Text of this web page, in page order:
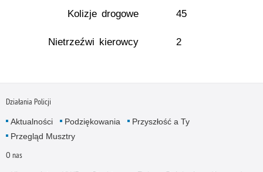
Kolizje drogowe 45
Nietrzeźwi kierowcy 2
Działania Policji
Aktualności Podziękowania
Przyszłość a Ty
Przegląd Musztry
O nas